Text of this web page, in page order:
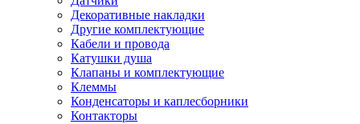
Декоративные накладки
Другие комплектующие
Кабели и провода
Катушки душа
Клапаны и комплектующие
Клеммы
Конденсаторы и каплесборники
Контакторы